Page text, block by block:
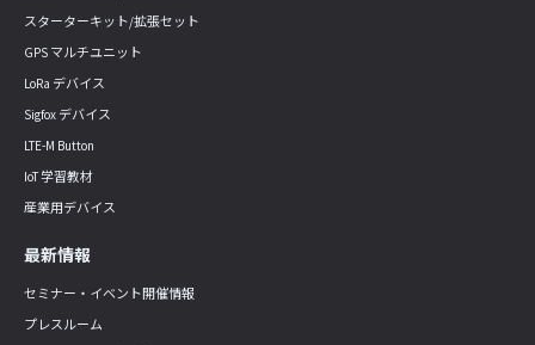
スターターキット/拡張セット
GPS マルチユニット
LoRa デバイス
Sigfox デバイス
LTE-M Button
IoT 学習教材
産業用デバイス
最新情報
セミナー・イベント開催情報
プレスルーム